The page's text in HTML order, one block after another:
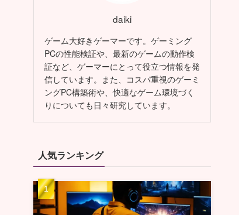
daiki
ゲーム大好きゲーマーです。ゲーミング
PCの性能検証や、最新のゲームの動作検
証など、ゲーマーにとって役立つ情報を発
信しています。また、コスパ重視のゲーミ
ングPC構築術や、快適なゲーム環境づく
りについても日々研究しています。
人気ランキング